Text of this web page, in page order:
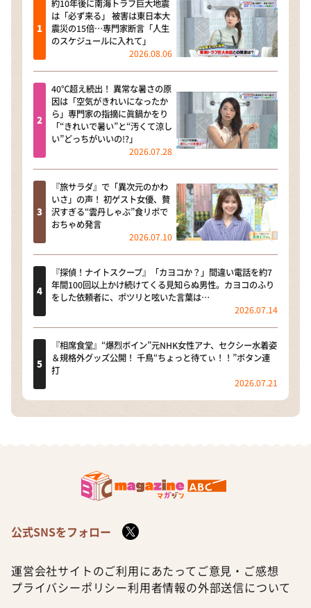
約10年後に南海トラフ巨大地震
は「必ず来る」 被害は東日本大
震災の15倍…専門家断言「人生
のスケジュールに入れて」
2026.08.06
40℃超え続出！ 異常な暑さの原
因は「空気がきれいになったか
ら」専門家の指摘に眞鍋かをり
「“きれいで暑い”と“汚くて涼し
い”どっちがいいの!?」
2026.07.28
『旅サラダ』で「異次元のかわ
いさ」の声！ 初ゲスト女優、贅
沢すぎる“雲丹しゃぶ”食リポで
おちゃめ発言
2026.07.10
『探偵！ナイトスクープ』「カヨコか？」間違い電話を約7
年間100回以上かけ続けてくる見知らぬ男性。カヨコのふり
をした依頼者に、ポツリと呟いた言葉は…
2026.07.14
『相席食堂』“爆烈ボイン”元NHK女性アナ、セクシー水着姿
＆規格外グッズ公開！ 千鳥“ちょっと待てぃ！！”ボタン連
打
2026.07.21
公式SNSをフォロー
運営会社サイトのご利用にあたって ご意見・ご感想
プライバシーポリシー利用者情報の外部送信について